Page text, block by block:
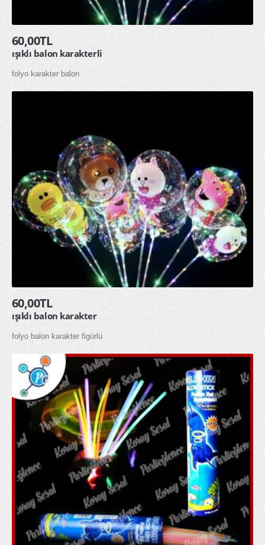
İLETİŞİM
60,00TL
ışıklı balon karakterli
folyo karakter balon
60,00TL
ışıklı balon karakter
folyo balon karakter figürlü